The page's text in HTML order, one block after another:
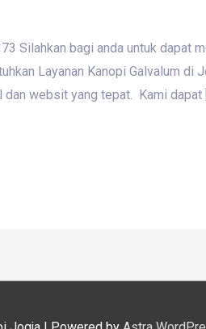
Silahkan bagi anda untuk dapat
Layanan Kanopi Galvalum di
dan websit yang tepat. Kami dapat